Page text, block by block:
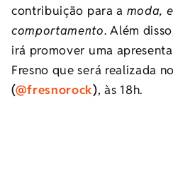
contribuição para a moda,
comportamento. Além
irá promover uma
Fresno que será realizada
(@fresnorock), às 18h.